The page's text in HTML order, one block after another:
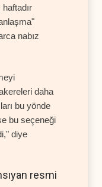
nabız
daha
bu yönde
bu seçeneği
diye
resmi